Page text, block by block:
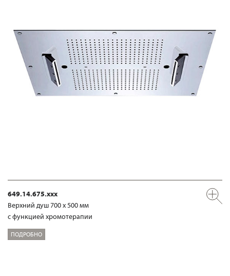
649.14.675.xxx
Верхний душ 700 х 500 мм
с функцией хромотерапии
ПОДРОБНО